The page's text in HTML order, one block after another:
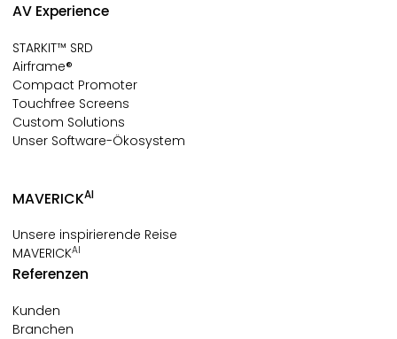
AV Experience
STARKIT™ SRD
Airframe®
Compact Promoter
Touchfree Screens
Custom Solutions
Unser Software-Ökosystem
MAVERICKAI
Unsere inspirierende Reise
MAVERICKAI
Referenzen
Kunden
Branchen